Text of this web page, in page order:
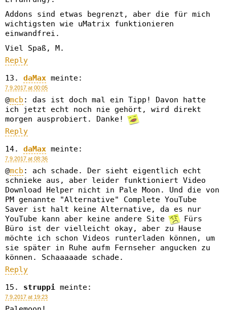
Addons sind etwas begrenzt, aber die für mich
wichtigsten wie uMatrix funktionieren
einwandfrei.
Viel Spaß, M.
Reply
daMax meinte:
7.9.2017 at 00:05
@mcb : das ist doch mal ein Tipp! Davon hatte
ich jetzt echt noch nie gehört, wird direkt
morgen ausprobiert. Danke!
Reply
daMax meinte:
7.9.2017 at 08:36
@mcb : ach schade. Der sieht eigentlich echt
schnieke aus, aber leider funktioniert Video
Download Helper nicht in Pale Moon. Und die von
PM genannte "Alternative" Complete YouTube
Saver ist halt keine Alternative, da es nur
YouTube kann aber keine andere Site
Fürs
Büro ist der vielleicht okay, aber zu Hause
möchte ich schon Videos runterladen können, um
sie später in Ruhe aufm Fernseher angucken zu
können. Schaaaaade schade.
Reply
struppi meinte:
7.9.2017 at 19:23